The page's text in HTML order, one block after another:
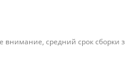
средний срок сборки